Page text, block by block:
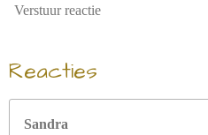
Verstuur reactie
Reacties
Sandra